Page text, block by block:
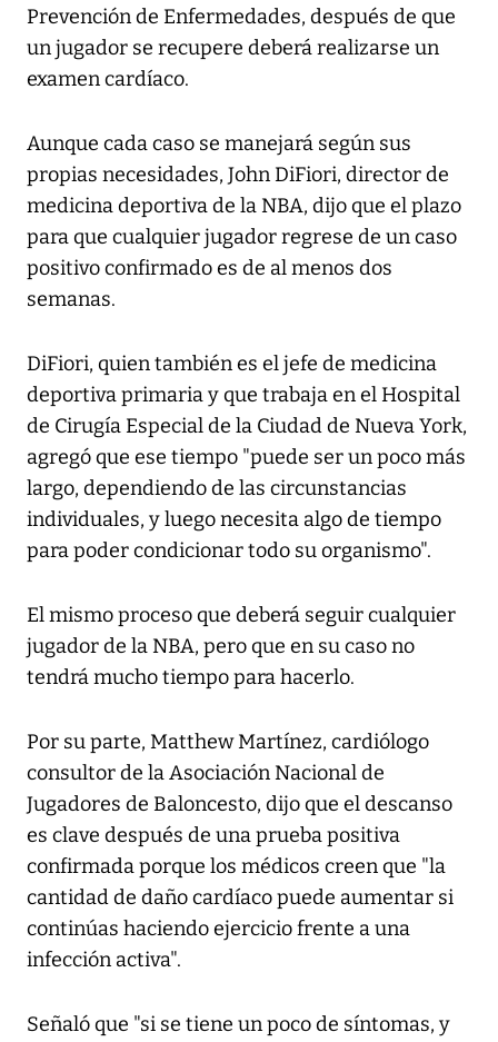
Prevención de Enfermedades, después de que
un jugador se recupere deberá realizarse un
examen cardíaco.
Aunque cada caso se manejará según sus
propias necesidades, John DiFiori, director de
medicina deportiva de la NBA, dijo que el plazo
para que cualquier jugador regrese de un caso
positivo confirmado es de al menos dos
semanas.
DiFiori, quien también es el jefe de medicina
deportiva primaria y que trabaja en el Hospital
de Cirugía Especial de la Ciudad de Nueva York,
agregó que ese tiempo "puede ser un poco más
largo, dependiendo de las circunstancias
individuales, y luego necesita algo de tiempo
para poder condicionar todo su organismo".
El mismo proceso que deberá seguir cualquier
jugador de la NBA, pero que en su caso no
tendrá mucho tiempo para hacerlo.
Por su parte, Matthew Martínez, cardiólogo
consultor de la Asociación Nacional de
Jugadores de Baloncesto, dijo que el descanso
es clave después de una prueba positiva
confirmada porque los médicos creen que "la
cantidad de daño cardíaco puede aumentar si
continúas haciendo ejercicio frente a una
infección activa".
Señaló que "si se tiene un poco de síntomas, y